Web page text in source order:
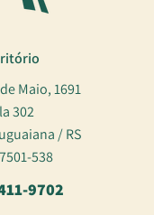
Maio, 1691
302
/ RS
538
9702